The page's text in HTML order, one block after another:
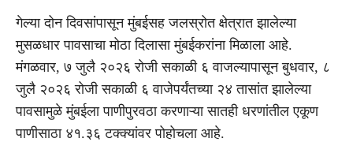
गेल्या दोन दिवसांपासून मुंबईसह जलस्रोत क्षेत्रात झालेल्या
मुसळधार पावसाचा मोठा दिलासा मुंबईकरांना मिळाला आहे.
मंगळवार, ७ जुलै २०२६ रोजी सकाळी ६ वाजल्यापासून बुधवार, ८
जुलै २०२६ रोजी सकाळी ६ वाजेपर्यंतच्या २४ तासांत झालेल्या
पावसामुळे मुंबईला पाणीपुरवठा करणाऱ्या सातही धरणांतील एकूण
पाणीसाठा ४१.३६ टक्क्यांवर पोहोचला आहे.